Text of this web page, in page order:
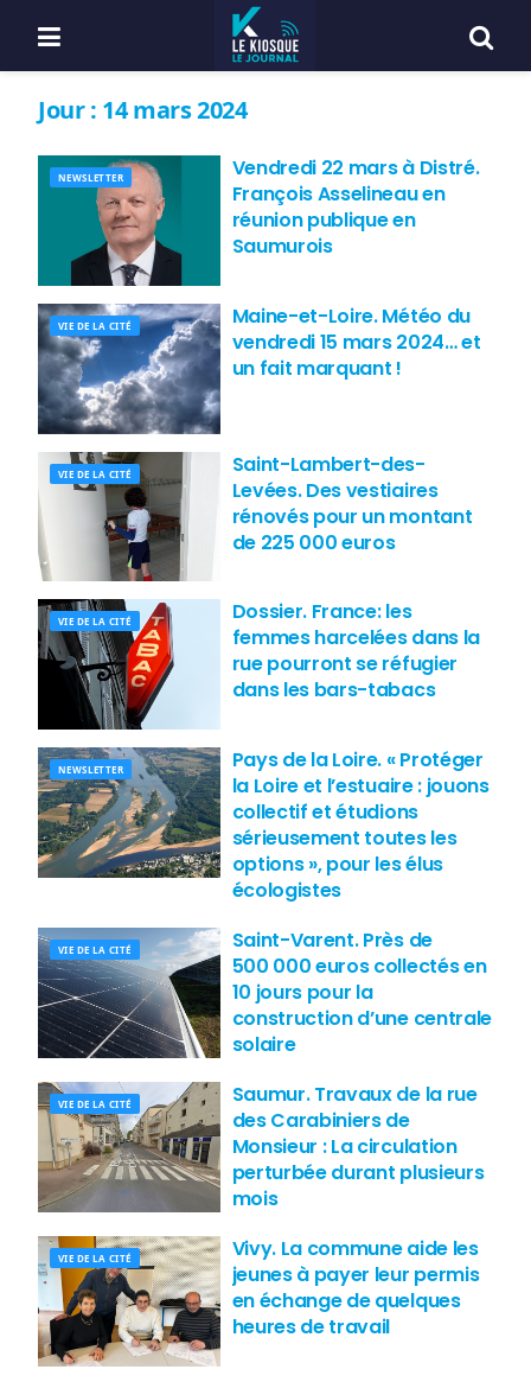
Jour : 14 mars 2024
NEWSLETTER
Vendredi 22 mars à Distré.
François Asselineau en
réunion publique en
Saumurois
VIE DE LA CITÉ
Maine-et-Loire. Météo du
vendredi 15 mars 2024… et
un fait marquant !
VIE DE LA CITÉ
Saint-Lambert-des-
Levées. Des vestiaires
rénovés pour un montant
de 225 000 euros
VIE DE LA CITÉ
Dossier. France: les
femmes harcelées dans la
rue pourront se réfugier
dans les bars-tabacs
NEWSLETTER
Pays de la Loire. « Protéger
la Loire et l’estuaire : jouons
collectif et étudions
sérieusement toutes les
options », pour les élus
écologistes
VIE DE LA CITÉ
Saint-Varent. Près de
500 000 euros collectés en
10 jours pour la
construction d’une centrale
solaire
VIE DE LA CITÉ
Saumur. Travaux de la rue
des Carabiniers de
Monsieur : La circulation
perturbée durant plusieurs
mois
VIE DE LA CITÉ
Vivy. La commune aide les
jeunes à payer leur permis
en échange de quelques
heures de travail